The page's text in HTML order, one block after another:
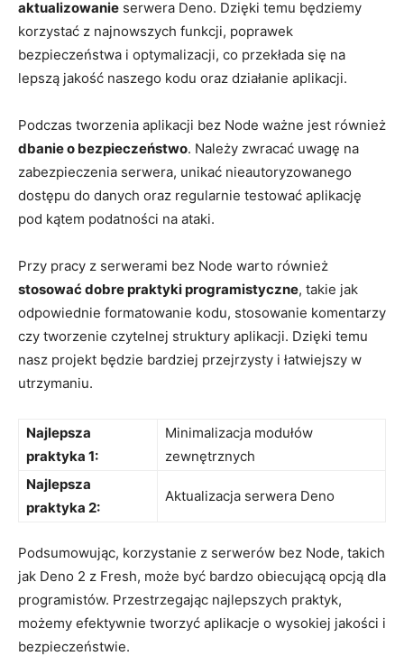
aktualizowanie serwera Deno. Dzięki temu będziemy
korzystać z najnowszych funkcji, poprawek⁤
bezpieczeństwa i optymalizacji, co przekłada się na
lepszą ⁢jakość naszego ⁤kodu ‌oraz działanie aplikacji.
Podczas ⁣tworzenia aplikacji bez⁣ Node‍ ważne jest również
dbanie ⁢o bezpieczeństwo. Należy zwracać uwagę na
zabezpieczenia serwera, unikać nieautoryzowanego
⁤dostępu do danych oraz regularnie⁢ testować⁢ aplikację
pod kątem⁢ podatności na ‌ataki.
Przy pracy z serwerami bez Node warto również ‌
stosować dobre praktyki programistyczne, ​takie jak
odpowiednie formatowanie kodu, stosowanie komentarzy‍
czy‍ tworzenie‌ czytelnej struktury aplikacji. ⁤Dzięki ⁤temu
⁢nasz projekt będzie bardziej przejrzysty⁣ i łatwiejszy w
utrzymaniu.
Najlepsza
praktyka ‌1:
Minimalizacja modułów
zewnętrznych
Najlepsza
praktyka 2:
Aktualizacja⁤ serwera Deno
Podsumowując, korzystanie ‍z serwerów bez Node, takich
jak ⁢Deno ‍2 z Fresh, może być ⁢bardzo obiecującą opcją dla⁢
programistów.⁢ Przestrzegając najlepszych praktyk,
możemy efektywnie⁤ tworzyć aplikacje ‍o wysokiej jakości i
⁣bezpieczeństwie.